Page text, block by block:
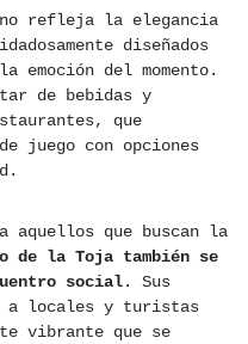
refleja la elegancia
diseñados
emoción del momento.
de bebidas y
que
juego con opciones
aquellos que buscan la
de la Toja también se
social. Sus
a locales y turistas
vibrante que se